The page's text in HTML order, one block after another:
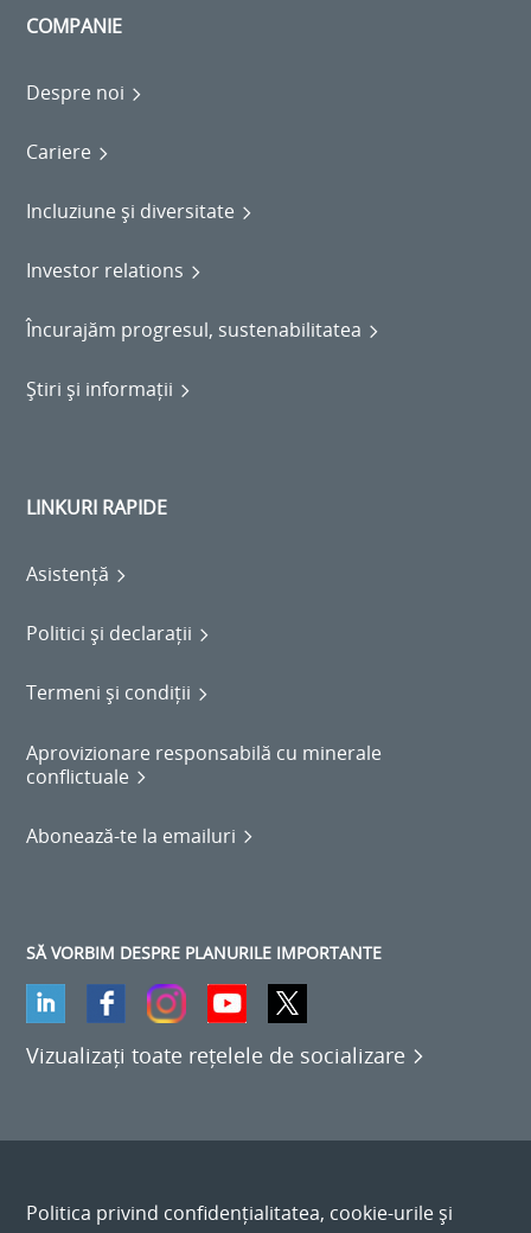
COMPANIE
Despre noi
Cariere
Incluziune și diversitate
Investor relations
Încurajăm progresul, sustenabilitatea
Știri și informații
LINKURI RAPIDE
Asistență
Politici și declarații
Termeni și condiții
Aprovizionare responsabilă cu minerale
conflictuale
Abonează-te la emailuri
SĂ VORBIM DESPRE PLANURILE IMPORTANTE
Vizualizați toate rețelele de socializare
Politica privind confidențialitatea, cookie-urile și